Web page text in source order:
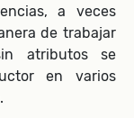
a veces
de trabajar
atributos se
en varios